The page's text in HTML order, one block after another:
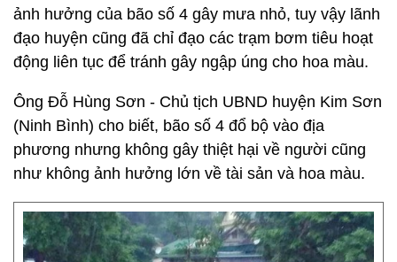
ảnh hưởng của bão số 4 gây mưa nhỏ, tuy vậy lãnh
đạo huyện cũng đã chỉ đạo các trạm bơm tiêu hoạt
động liên tục để tránh gây ngập úng cho hoa màu.
Ông Đỗ Hùng Sơn - Chủ tịch UBND huyện Kim Sơn
(Ninh Bình) cho biết, bão số 4 đổ bộ vào địa
phương nhưng không gây thiệt hại về người cũng
như không ảnh hưởng lớn về tài sản và hoa màu.